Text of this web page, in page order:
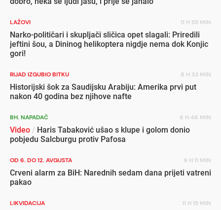
LAŽOVI 11 H 55 MIN
Narko-političari i skupljači sličica opet slagali: Priredili
jeftini šou, a Dininog helikoptera nigdje nema dok Konjic
gori!
RIJAD IZGUBIO BITKU 8 H 33 MIN
Historijski šok za Saudijsku Arabiju: Amerika prvi put
nakon 40 godina bez njihove nafte
BH. NAPADAČ 6 H 46 MIN
Video / Haris Tabaković ušao s klupe i golom donio
pobjedu Salcburgu protiv Pafosa
OD 6. DO 12. AVGUSTA 9 H 11 MIN
Crveni alarm za BiH: Narednih sedam dana prijeti vatreni
pakao
LIKVIDACIJA 11 H 15 MIN